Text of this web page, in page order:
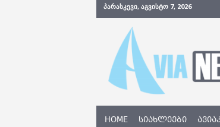
ᲞᲐᲠᲐᲡᲙᲔᲕᲘ, ᲐᲒᲕᲘᲡᲢᲝ 7, 2026
N
w
s
HOME ᲡᲘᲐᲮᲚᲔᲔᲑᲘ